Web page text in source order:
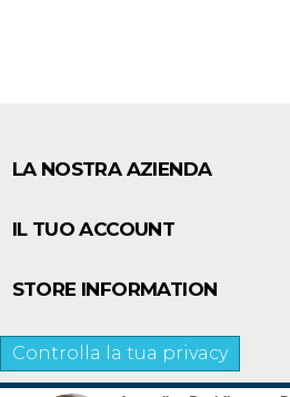
LA NOSTRA AZIENDA
IL TUO ACCOUNT
STORE INFORMATION
Controlla la tua privacy